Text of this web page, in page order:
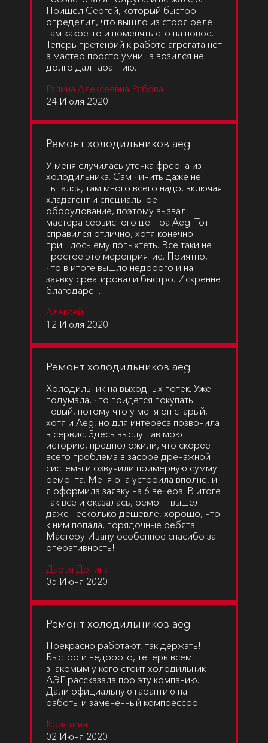
Пришел Сергей, который быстро
определил, что вышло из строя реле
там какое-то и поменять его на новое.
Теперь претензий к работе агрегата нет
а мастер просто умница возился не
долго дал гарантию.
Галина Алексеевна Рябова
24 Июля 2020
Ремонт холодильников aeg
У меня случилась утечка фреона из
холодильника. Сам чинить даже не
пытался, там много всего надо, включая
хладагент и специальное
оборудование, поэтому вызвал
мастера сервисного центра Aeg. Тот
справился отлично, хотя конечно
пришлось ему попыхтеть. Все таки не
простое это мероприятие. Приятно,
что в итоге вышло недорого и на
заявку среагировали быстро. Искренне
благодарен.
Алексей
12 Июля 2020
Ремонт холодильников aeg
Холодильник на выходных потек. Уже
подумала, что придется покупать
новый, потому что у меня он старый,
хотя и Aeg, но для интереса позвонила
в сервис. Здесь выслушав мою
историю, предположили, что скорее
всего проблема в засоре дренажной
системы и озвучили примерную сумму
ремонта. Меня она устроила вполне, и
я оформила заявку на 6 вечера. В итоге
так все и оказалась, ремонт вышел
даже несколько дешевле, хорошо, что
к ним попала, порядочные ребята.
Мастеру Ивану особенное спасибо за
оперативность!
Дарья Донина
05 Июня 2020
Ремонт холодильников aeg
Прекрасно работают, так держать!
Быстро и недорого, теперь всем
знакомым у кого стоит холодильник
АЭГ рассказала про эту компанию.
Дали официальную гарантию на
работы и замененный компрессор.
Кристина
02 Июня 2020